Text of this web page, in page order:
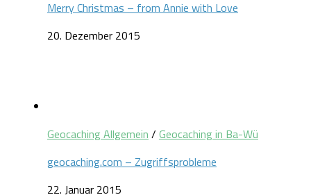
Merry Christmas – from Annie with Love
20. Dezember 2015
Geocaching Allgemein / Geocaching in Ba-Wü
geocaching.com – Zugriffsprobleme
22. Januar 2015